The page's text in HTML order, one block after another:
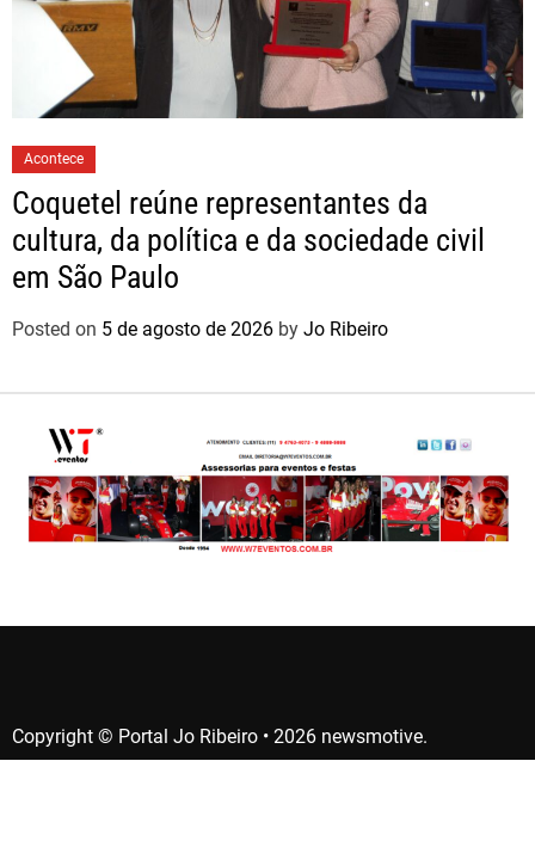
Acontece
Coquetel reúne representantes da
cultura, da política e da sociedade civil
em São Paulo
Posted on 5 de agosto de 2026 by Jo Ribeiro
Copyright © Portal Jo Ribeiro • 2026 newsmotive.